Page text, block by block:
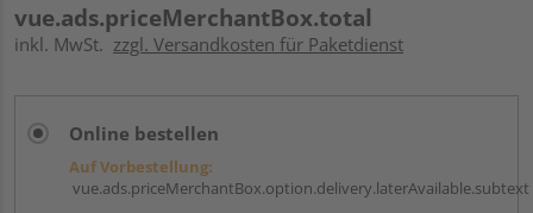
vue.ads.priceMerchantBox.total
inkl. MwSt. zzgl. Versandkosten für Paketdienst
Online bestellen
Auf Vorbestellung:
vue.ads.priceMerchantBox.option.delivery.laterAvailable.subtext